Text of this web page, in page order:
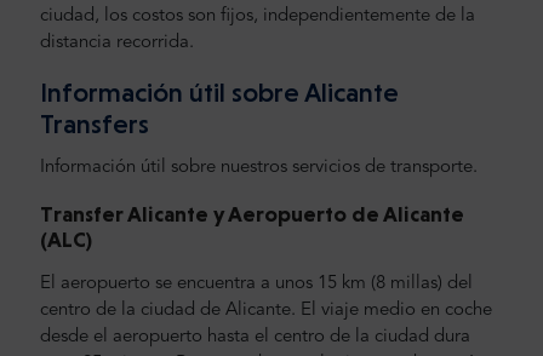
ciudad, los costos son fijos, independientemente de la
distancia recorrida.
Información útil sobre Alicante
Transfers
Información útil sobre nuestros servicios de transporte.
Transfer Alicante y Aeropuerto de Alicante
(ALC)
El aeropuerto se encuentra a unos 15 km (8 millas) del
centro de la ciudad de Alicante. El viaje medio en coche
desde el aeropuerto hasta el centro de la ciudad dura